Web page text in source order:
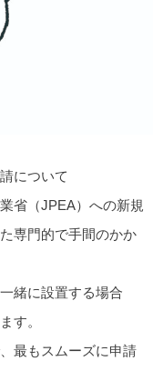
について
省（JPEA）への新規
専門的で手間のかか
緒に設置する場合
す。
最もスムーズに申請